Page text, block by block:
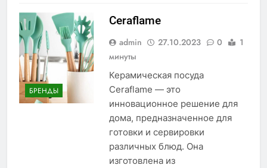
БРЕНДЫ
Ceraflame
admin 27.10.2023 0
1
минуты
Керамическая посуда
Ceraflame — это
инновационное решение для
дома, предназначенное для
готовки и сервировки
различных блюд. Она
изготовлена из